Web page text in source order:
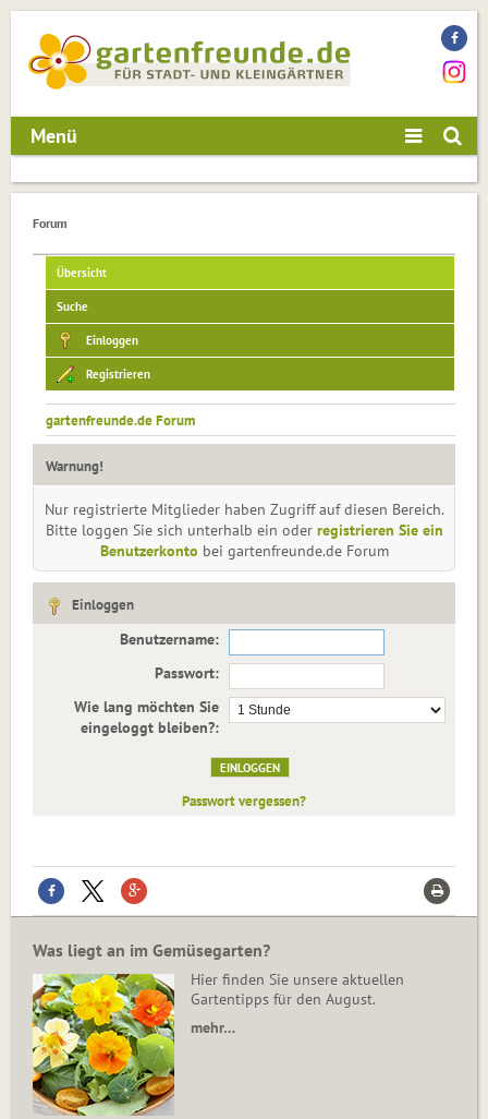
Menü
Forum
Übersicht
Suche
Einloggen
Registrieren
gartenfreunde.de Forum
Warnung!
Nur registrierte Mitglieder haben Zugriff auf diesen Bereich.
Bitte loggen Sie sich unterhalb ein oder registrieren Sie ein
Benutzerkonto bei gartenfreunde.de Forum
Einloggen
Benutzername:
Passwort:
Wie lang möchten Sie
eingeloggt bleiben?:
Passwort vergessen?
Was liegt an im Gemüsegarten?
Hier finden Sie unsere aktuellen
Gartentipps für den August.
mehr…